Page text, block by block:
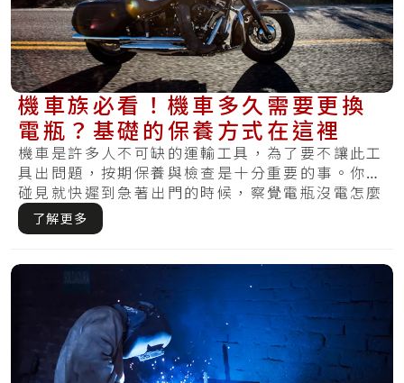
機車族必看！機車多久需要更換
電瓶？基礎的保養方式在這裡
機車是許多人不可缺的運輸工具，為了要不讓此工
具出問題，按期保養與檢查是十分重要的事。你有
碰見就快遲到急著出門的時候，察覺電瓶沒電怎麼
樣都.....
了解更多